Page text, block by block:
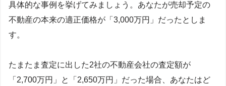
具体的な事例を挙げてみましょう。あなたが売却予定の
不動産の本来の適正価格が「3,000万円」だったとしま
す。
たまたま査定に出した2社の不動産会社の査定額が
「2,700万円」と「2,650万円」だった場合、あなたはど